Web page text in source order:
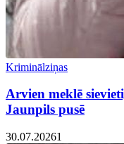
Kriminālziņas
Arvien meklē
Jaunpils pusē
30.07.20261